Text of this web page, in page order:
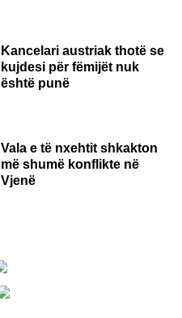
Kancelari austriak thotë se
kujdesi për fëmijët nuk
është punë
Vala e të nxehtit shkakton
më shumë konflikte në
Vjenë